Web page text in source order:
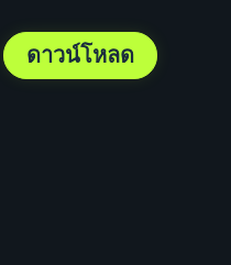
ดาวน์โหลด